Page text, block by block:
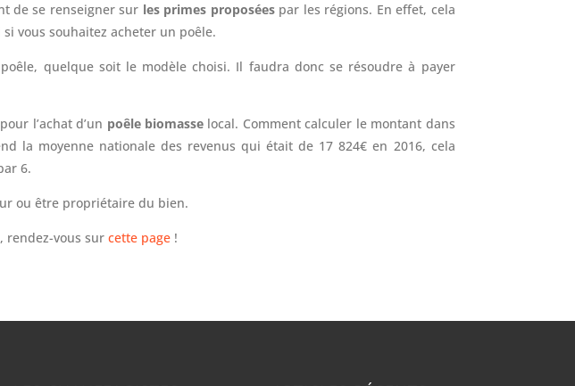
de se renseigner sur les primes proposéespar les régions. En effet, cela
vous souhaitez acheter un poêle.
quelque soit le modèle choisi. Il faudra donc se résoudre à payer
l’achat d’un poêle biomasselocal. Comment calculer le montant dans
la moyenne nationale des revenus qui était de 17 824€ en 2016, cela
6.
ou être propriétaire du bien.
rendez-vous surcette page !